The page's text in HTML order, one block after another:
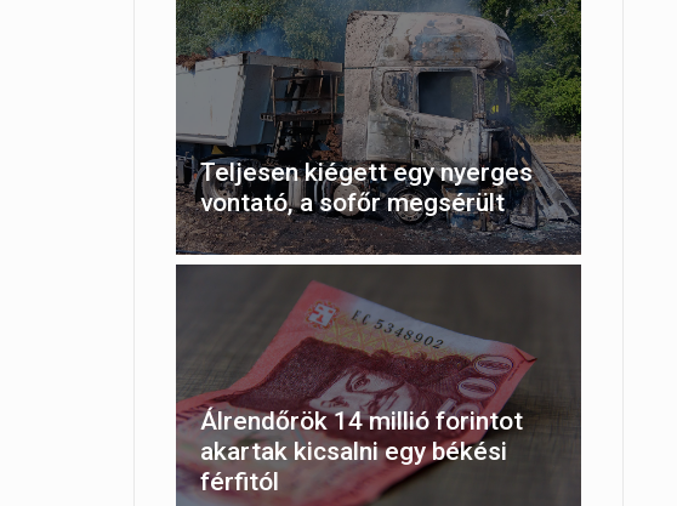
Teljesen kiégett egy nyerges
vontató, a sofőr megsérült
Álrendőrök 14 millió forintot
akartak kicsalni egy békési
férfitól